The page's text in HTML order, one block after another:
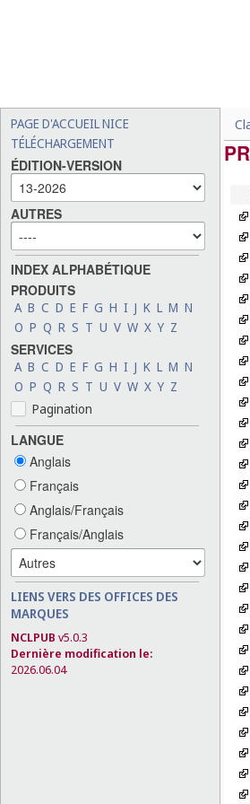
PAGE D'ACCUEIL NICE
TÉLÉCHARGEMENT
ÉDITION-VERSION
AUTRES
INDEX ALPHABÉTIQUE
PRODUITS
A B C D E F G H I J K L M N
O P Q R S T U V W X Y Z
SERVICES
A B C D E F G H I J K L M N
O P Q R S T U V W X Y Z
Pagination
LANGUE
Anglais
Français
Anglais/Français
Français/Anglais
LIENS VERS DES OFFICES DES
MARQUES
NCLPUB v5.0.3
Dernière modification le:
2026.06.04